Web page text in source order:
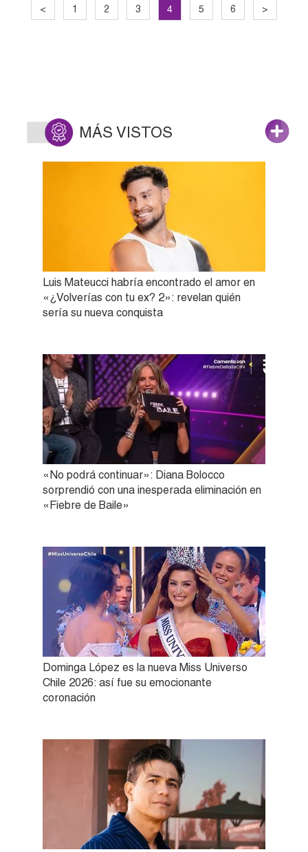
< 1 2 3 4 5 6 >
MÁS VISTOS
Luis Mateucci habría encontrado el amor en
«¿Volverías con tu ex? 2»: revelan quién
sería su nueva conquista
«No podrá continuar»: Diana Bolocco
sorprendió con una inesperada eliminación en
«Fiebre de Baile»
Dominga López es la nueva Miss Universo
Chile 2026: así fue su emocionante
coronación